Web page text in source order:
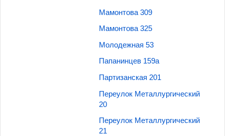
Мамонтова 309
Мамонтова 325
Молодежная 53
Папанинцев 159а
Партизанская 201
Переулок Металлургический
20
Переулок Металлургический
21